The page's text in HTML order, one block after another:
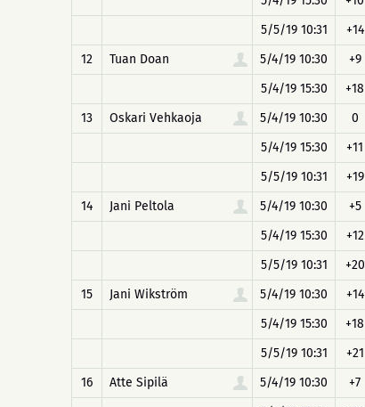
5/5/19 10:31
+14
12
Tuan Doan 5/4/19 10:30 +9
5/4/19 15:30
+18
13
Oskari Vehkaoja 5/4/19 10:30 0
5/4/19 15:30
+11
5/5/19 10:31
+19
14
Jani Peltola 5/4/19 10:30 +5
5/4/19 15:30
+12
5/5/19 10:31
+20
15
Jani Wikström 5/4/19 10:30 +14
5/4/19 15:30
+18
5/5/19 10:31
+21
16
Atte Sipilä 5/4/19 10:30 +7